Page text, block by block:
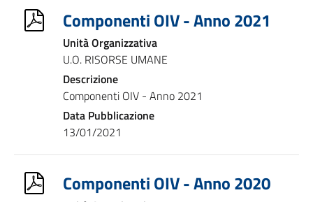
Componenti OIV - Anno 2021
Unità Organizzativa
U.O. RISORSE UMANE
Descrizione
Componenti OIV - Anno 2021
Data Pubblicazione
13/01/2021
Componenti OIV - Anno 2020